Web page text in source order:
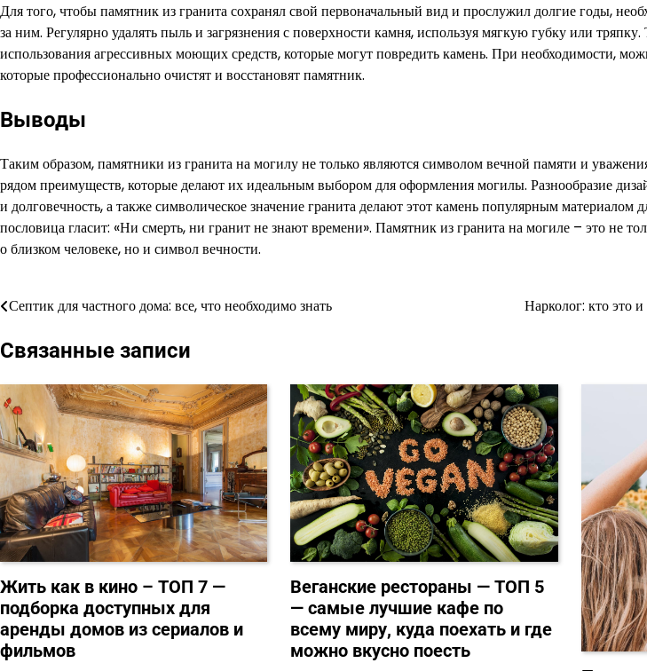
Для того, чтобы памятник из гранита сохранял свой первоначальный вид и прослужил долгие годы,
за ним. Регулярно удалять пыль и загрязнения с поверхности камня, используя мягкую губку или тряпку.
использования агрессивных моющих средств, которые могут повредить камень. При необходимости,
которые профессионально очистят и восстановят памятник.
Выводы
Таким образом, памятники из гранита на могилу не только являются символом вечной памяти и
рядом преимуществ, которые делают их идеальным выбором для оформления могилы. Разнообразие
и долговечность, а также символическое значение гранита делают этот камень популярным материалом
пословица гласит: «Ни смерть, ни гранит не знают времени». Памятник из гранита на могиле – это не
о близком человеке, но и символ вечности.
Навигация
по
Септик для частного дома: все, что необходимо знать Нарколог: кто это
Связанные записи
Жить как в кино – ТОП 7 —
подборка доступных для
аренды домов из сериалов и
фильмов
Веганские рестораны — ТОП 5
— самые лучшие кафе по
всему миру, куда поехать и где
можно вкусно поесть